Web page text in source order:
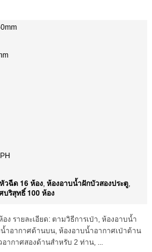
วฉีด 16 ห้อง, ห้องอาบน้ำฝักบัวสองประตู,
ริสุทธิ์ 100 ห้อง
รายละเอียด: ตามวิธีการเป่า, ห้องอาบน้ำ
ำอากาศด้านบน, ห้องอาบน้ำอากาศเป่าด้าน
ากาศสองด้านสำหรับ 2 ท่าน, ...